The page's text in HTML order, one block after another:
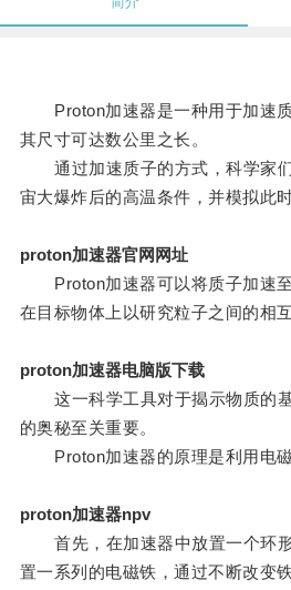
Proton加速器是一种用于加速质
其尺寸可达数公里之长。
通过加速质子的方式，科学家
宙大爆炸后的高温条件，并模拟此
proton加速器官网网址
Proton加速器可以将质子加速至
在目标物体上以研究粒子之间的相互
proton加速器电脑版下载
这一科学工具对于揭示物质的基
的奥秘至关重要。
Proton加速器的原理是利用电磁
proton加速器npv
首先，在加速器中放置一个环
置一系列的电磁铁，通过不断改变